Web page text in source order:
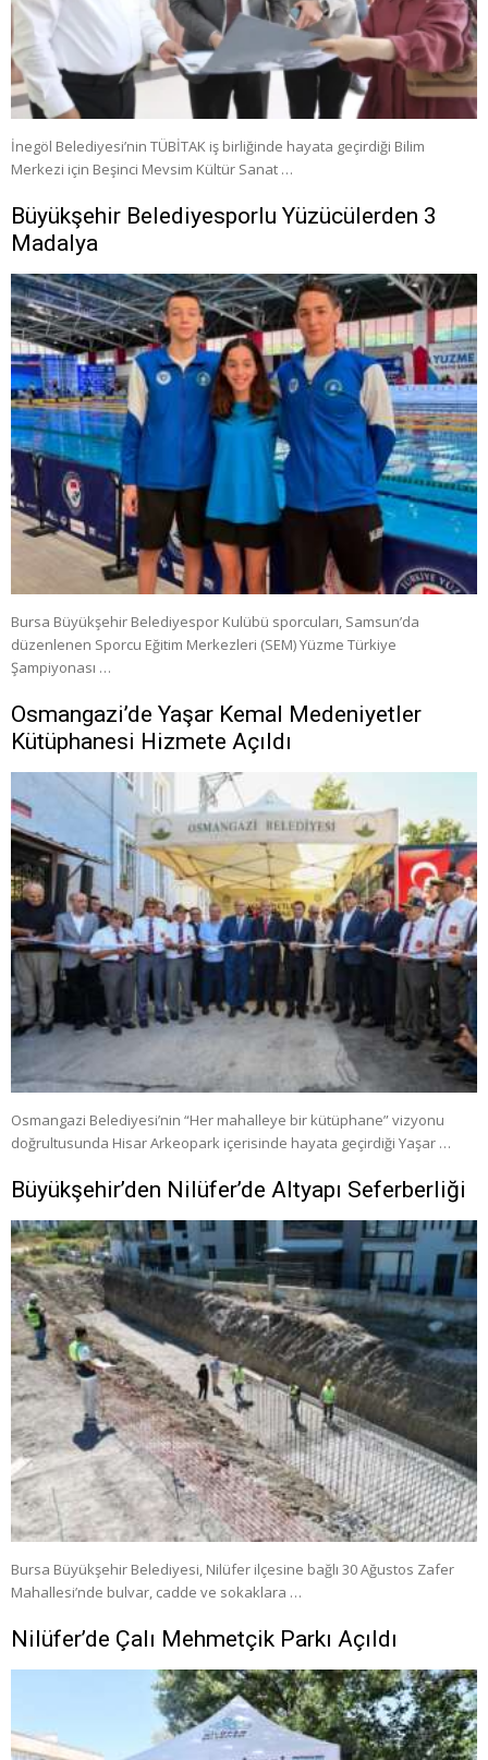
İnegöl Belediyesi’nin TÜBİTAK iş birliğinde hayata geçirdiği Bilim
Merkezi için Beşinci Mevsim Kültür Sanat …
Büyükşehir Belediyesporlu Yüzücülerden 3
Madalya
Bursa Büyükşehir Belediyespor Kulübü sporcuları, Samsun’da
düzenlenen Sporcu Eğitim Merkezleri (SEM) Yüzme Türkiye
Şampiyonası …
Osmangazi’de Yaşar Kemal Medeniyetler
Kütüphanesi Hizmete Açıldı
Osmangazi Belediyesi’nin “Her mahalleye bir kütüphane” vizyonu
doğrultusunda Hisar Arkeopark içerisinde hayata geçirdiği Yaşar …
Büyükşehir’den Nilüfer’de Altyapı Seferberliği
Bursa Büyükşehir Belediyesi, Nilüfer ilçesine bağlı 30 Ağustos Zafer
Mahallesi’nde bulvar, cadde ve sokaklara …
Nilüfer’de Çalı Mehmetçik Parkı Açıldı